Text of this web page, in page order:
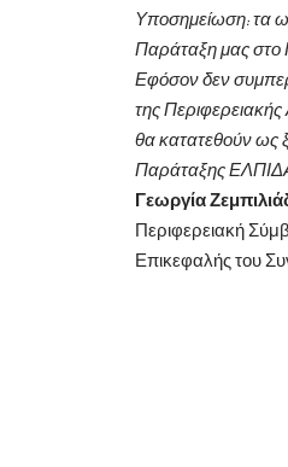
Υποσημείωση: τα
Παράταξη μας στο
Εφόσον δεν
της
θα κατατεθούν ως
Παράταξης
Γεωργία
Περιφερειακή
Επικεφαλής του